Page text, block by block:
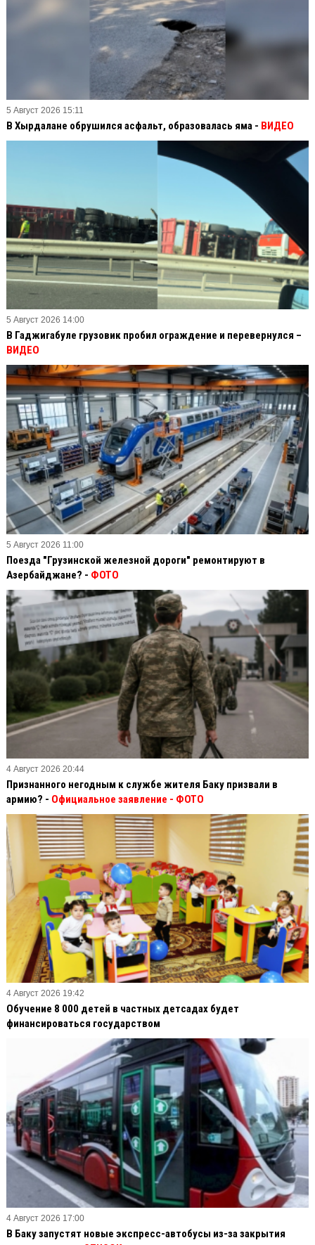
5 Август 2026 15:11
В Хырдалане обрушился асфальт, образовалась яма - ВИДЕО
5 Август 2026 14:00
В Гаджигабуле грузовик пробил ограждение и перевернулся –
ВИДЕО
5 Август 2026 11:00
Поезда "Грузинской железной дороги" ремонтируют в
Азербайджане? - ФОТО
4 Август 2026 20:44
Признанного негодным к службе жителя Баку призвали в
армию? - Официальное заявление - ФОТО
4 Август 2026 19:42
Обучение 8 000 детей в частных детсадах будет
финансироваться государством
4 Август 2026 17:00
В Баку запустят новые экспресс-автобусы из-за закрытия